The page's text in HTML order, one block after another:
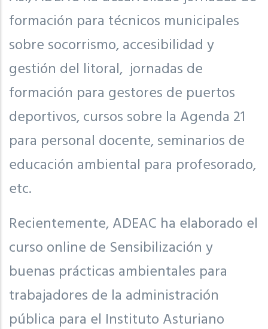
formación para técnicos municipales
sobre socorrismo, accesibilidad y
gestión del litoral, jornadas de
formación para gestores de puertos
deportivos, cursos sobre la Agenda 21
para personal docente, seminarios de
educación ambiental para profesorado,
etc.
Recientemente, ADEAC ha elaborado el
curso online de Sensibilización y
buenas prácticas ambientales para
trabajadores de la administración
pública para el Instituto Asturiano